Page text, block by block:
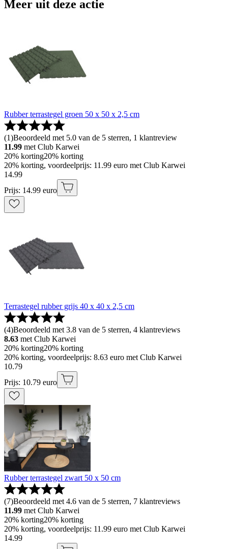
Meer uit deze actie
Rubber terrastegel groen 50 x 50 x 2,5 cm
(1)Beoordeeld met 5.0 van de 5 sterren, 1 klantreview
11.99 met Club Karwei
20% korting20% korting
20% korting, voordeelprijs: 11.99 euro met Club Karwei
14.99
Prijs: 14.99 euro
Terrastegel rubber grijs 40 x 40 x 2,5 cm
(4)Beoordeeld met 3.8 van de 5 sterren, 4 klantreviews
8.63 met Club Karwei
20% korting20% korting
20% korting, voordeelprijs: 8.63 euro met Club Karwei
10.79
Prijs: 10.79 euro
Rubber terrastegel zwart 50 x 50 cm
(7)Beoordeeld met 4.6 van de 5 sterren, 7 klantreviews
11.99 met Club Karwei
20% korting20% korting
20% korting, voordeelprijs: 11.99 euro met Club Karwei
14.99